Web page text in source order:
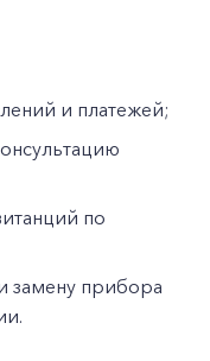
и платежей;
по
замену прибора